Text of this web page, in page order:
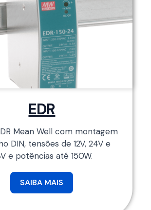
EDR
Mean Well com montagem
DIN, tensões de 12V, 24V e
e potências até 150W.
SAIBA MAIS